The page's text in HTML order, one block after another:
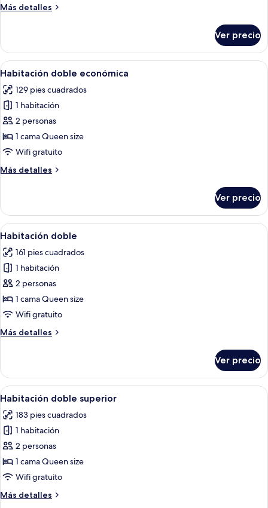
solo
mujeres
Más detalles
Más
compartido,
solo
para
Ver precio
Abrir
todas
las
fotos
de
Habitación
doble
Un dormitorio con una cama
4
Habitación doble económica
129 pies cuadrados
1 habitación
2 personas
1 cama Queen size
Wifi gratuito
Más detalles
Más
doble
económica
Ver precio
Abrir
todas
las
fotos
de
Habitación
doble
Una cama bien hecha con ropa
6
Habitación doble
161 pies cuadrados
1 habitación
2 personas
1 cama Queen size
Wifi gratuito
Más detalles
Más
doble
Ver precio
Abrir
todas
las
fotos
de
Habitación
doble
Un dormitorio con cama, escritorio
6
Habitación doble superior
183 pies cuadrados
1 habitación
2 personas
1 cama Queen size
Wifi gratuito
Más detalles
Más